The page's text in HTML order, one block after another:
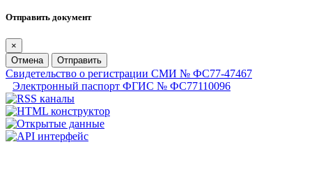
Отправить документ
×
Отмена
Отправить
Свидетельство о регистрации СМИ № ФС77-47467
Электронный паспорт ФГИС № ФС77110096